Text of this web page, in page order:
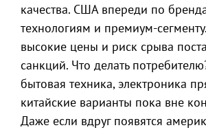
качества. США впереди по
технологиям и премиум-
высокие цены и риск срыва
санкций. Что делать
бытовая техника, электроника
китайские варианты пока вне
Даже если вдруг появятся